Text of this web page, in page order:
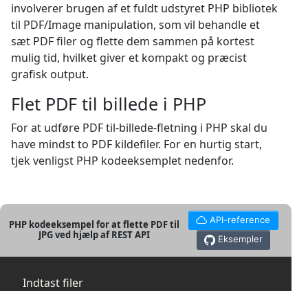
involverer brugen af et fuldt udstyret PHP bibliotek
til PDF/Image manipulation, som vil behandle et
sæt PDF filer og flette dem sammen på kortest
mulig tid, hvilket giver et kompakt og præcist
grafisk output.
Flet PDF til billede i PHP
For at udføre PDF til-billede-fletning i PHP skal du
have mindst to PDF kildefiler. For en hurtig start,
tjek venligst PHP kodeeksemplet nedenfor.
PHP kodeeksempel for at flette PDF til
JPG ved hjælp af REST API
API-reference
Eksempler
Indtast filer